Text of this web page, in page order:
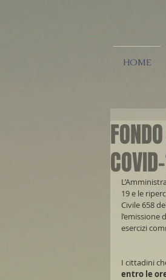
HOME
19 e le
Civile 658
l’emissione
esercizi
I cittadini
entro le